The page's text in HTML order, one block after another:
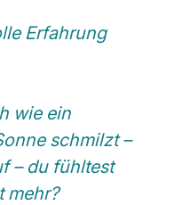
Erfahrung
wie ein
schmilzt –
– du fühltest
mehr?